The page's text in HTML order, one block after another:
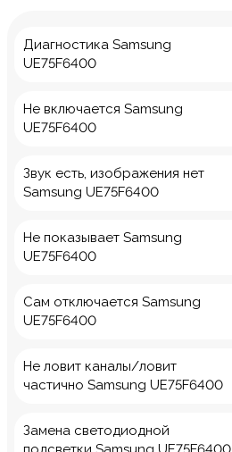
Диагностика Samsung
UE75F6400
Не включается Samsung
UE75F6400
Звук есть, изображения нет
Samsung UE75F6400
Не показывает Samsung
UE75F6400
Сам отключается Samsung
UE75F6400
Не ловит каналы/ловит
частично Samsung UE75F6400
Замена светодиодной